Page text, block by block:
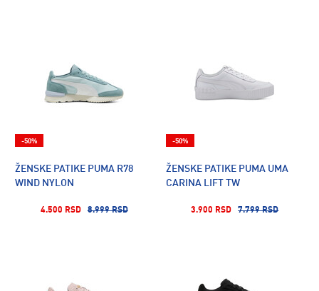
ŽENSKE PATIKE PUMA R78
WIND NYLON
4.500 RSD 8.999 RSD
-50%
ŽENSKE PATIKE PUMA UMA
CARINA LIFT TW
3.900 RSD 7.799 RSD
-50%